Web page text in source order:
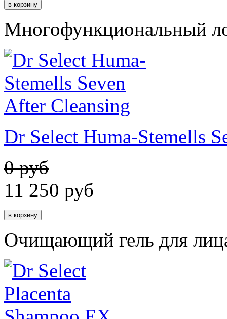
Многофункциональный
Dr Select Huma-Stemells
0 руб
11 250 руб
Очищающий гель для